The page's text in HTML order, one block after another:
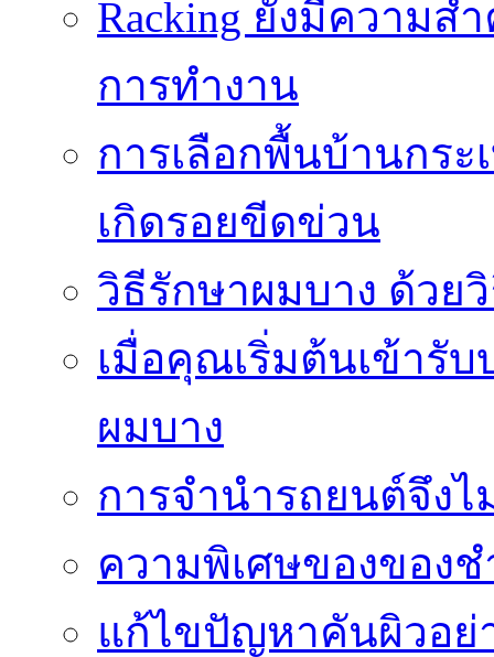
Racking ยังมีความ
การทำงาน
การเลือกพื้นบ้านกร
เกิดรอยขีดข่วน
วิธีรักษาผมบาง ด้วย
เมื่อคุณเริ่มต้นเข้ารั
ผมบาง
การจำนำรถยนต์จึงไ
ความพิเศษของของ
แก้ไขปัญหาคันผิวอ